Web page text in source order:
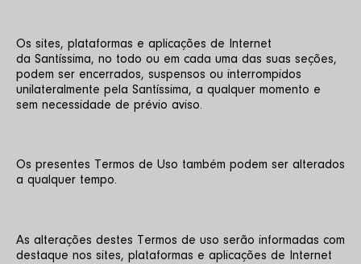
Os sites, plataformas e aplicações de Internet
da Santíssima, no todo ou em cada uma das suas seções,
podem ser encerrados, suspensos ou interrompidos
unilateralmente pela Santíssima, a qualquer momento e
sem necessidade de prévio aviso.
Os presentes Termos de Uso também podem ser alterados
a qualquer tempo.
As alterações destes Termos de uso serão informadas com
destaque nos sites, plataformas e aplicações de Internet